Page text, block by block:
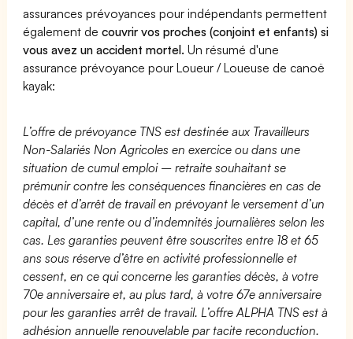
assurances prévoyances pour indépendants permettent
également decouvrir vos proches (conjoint et enfants) si
vous avez un accident mortel. Un résumé d'une
assurance prévoyance pour Loueur / Loueuse de canoë
kayak:
L’offre de prévoyance TNS est destinée aux Travailleurs
Non-Salariés Non Agricoles en exercice ou dans une
situation de cumul emploi – retraite souhaitant se
prémunir contre les conséquences financières en cas de
décès et d’arrêt de travail en prévoyant le versement d’un
capital, d’une rente ou d’indemnités journalières selon les
cas. Les garanties peuvent être souscrites entre 18 et 65
ans sous réserve d’être en activité professionnelle et
cessent, en ce qui concerne les garanties décès, à votre
70e anniversaire et, au plus tard, à votre 67e anniversaire
pour les garanties arrêt de travail. L’offre ALPHA TNS est à
adhésion annuelle renouvelable par tacite reconduction.